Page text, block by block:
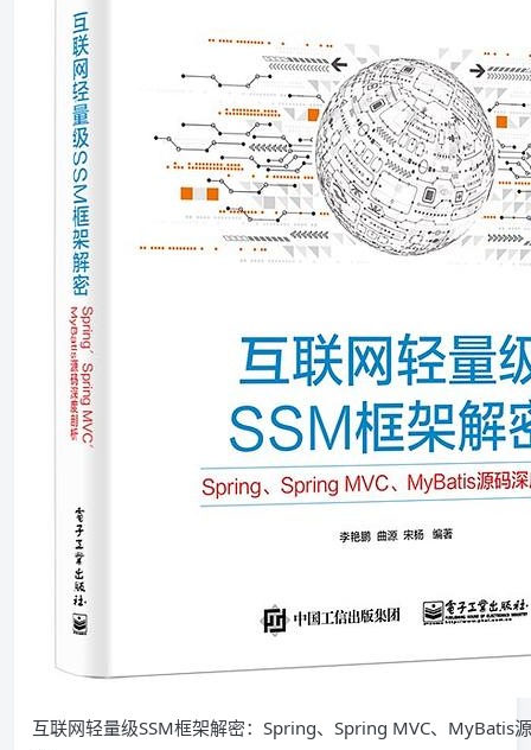
互联网轻量级SSM框架解密：Spring、Spring MVC、MyBatis